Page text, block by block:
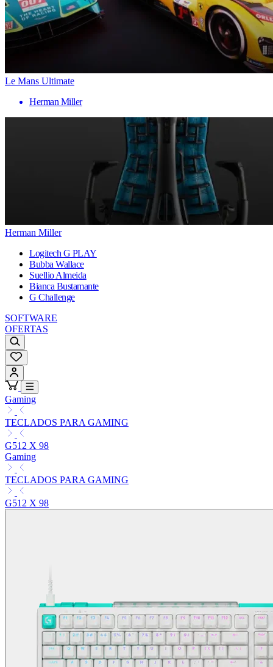
Le Mans Ultimate
Herman Miller
Herman Miller
Logitech G PLAY
Bubba Wallace
Suellio Almeida
Bianca Bustamante
G Challenge
SOFTWARE
OFERTAS
Gaming
TECLADOS PARA GAMING
G512 X 98
Gaming
TECLADOS PARA GAMING
G512 X 98